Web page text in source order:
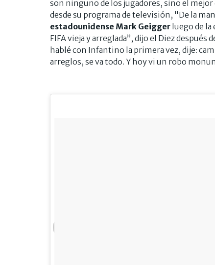
son ninguno de los jugadores, sino el mejor
desde su programa de televisión, "De la
estadounidense Mark Geigger luego de
FIFA vieja y arreglada”, dijo el Diez
hablé con Infantino la primera vez, dije:
arreglos, se va todo. Y hoy vi un robo